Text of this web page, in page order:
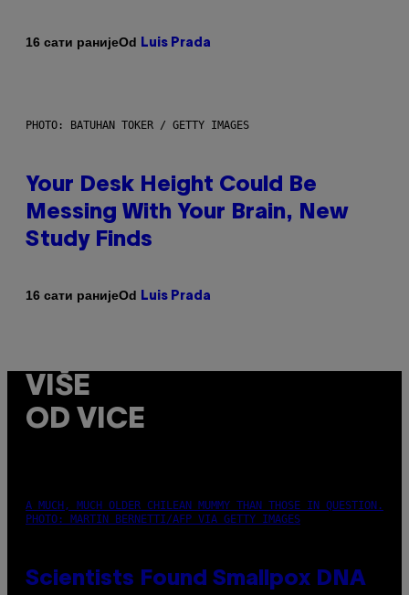
16 сати ранијеOd Luis Prada
PHOTO: BATUHAN TOKER / GETTY IMAGES
Your Desk Height Could Be
Messing With Your Brain, New
Study Finds
16 сати ранијеOd Luis Prada
VIŠE
OD VICE
A MUCH, MUCH OLDER CHILEAN MUMMY THAN THOSE IN QUESTION.
PHOTO: MARTIN BERNETTI/AFP VIA GETTY IMAGES
Scientists Found Smallpox DNA